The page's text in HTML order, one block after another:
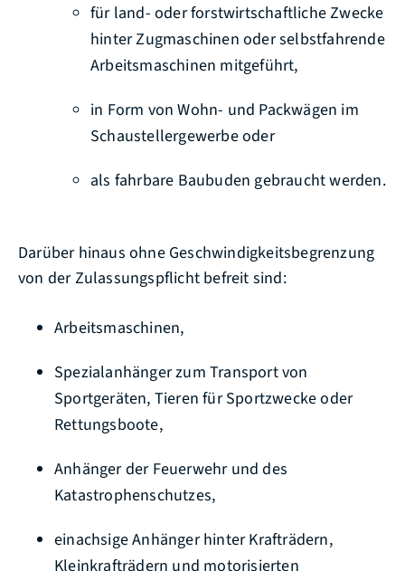
für land- oder forstwirtschaftliche Zwecke
hinter Zugmaschinen oder selbstfahrende
Arbeitsmaschinen mitgeführt,
in Form von Wohn- und Packwägen im
Schaustellergewerbe oder
als fahrbare Baubuden gebraucht werden.
Darüber hinaus ohne Geschwindigkeitsbegrenzung
von der Zulassungspflicht befreit sind:
Arbeitsmaschinen,
Spezialanhänger zum Transport von
Sportgeräten, Tieren für Sportzwecke oder
Rettungsboote,
Anhänger der Feuerwehr und des
Katastrophenschutzes,
einachsige Anhänger hinter Krafträdern,
Kleinkrafträdern und motorisierten